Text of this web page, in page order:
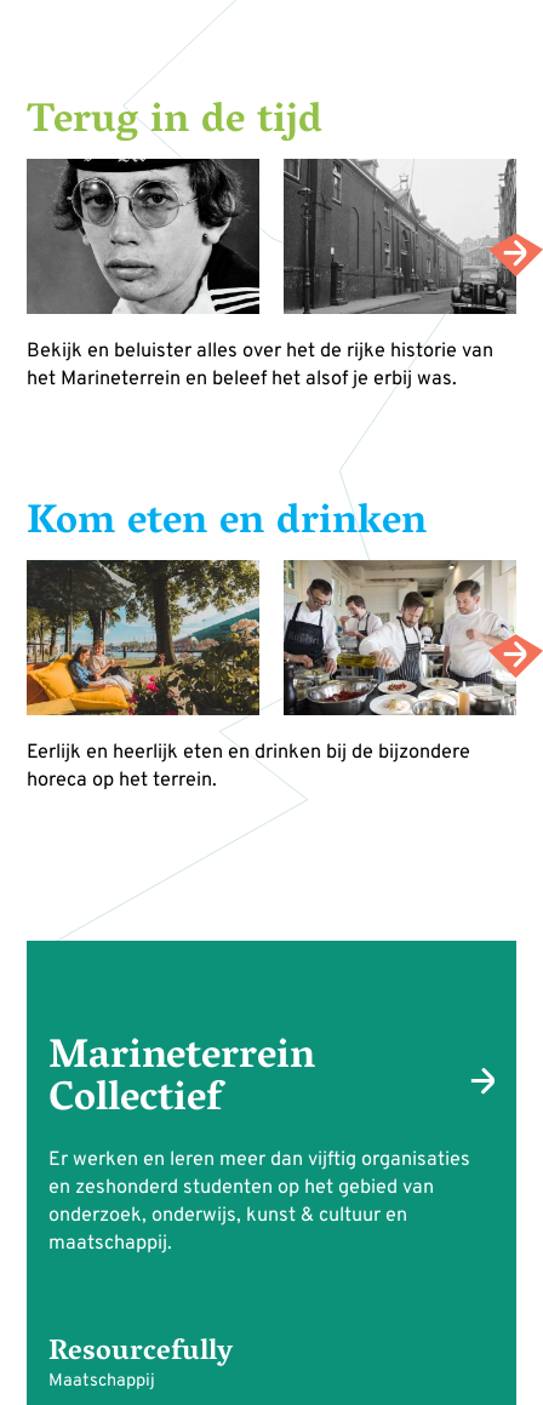
Terug in de tijd
Bekijk en beluister alles over het de rijke historie van
het Marineterrein en beleef het alsof je erbij was.
Kom eten en drinken
Eerlijk en heerlijk eten en drinken bij de bijzondere
horeca op het terrein.
Marineterrein
Collectief
Er werken en leren meer dan vijftig organisaties
en zeshonderd studenten op het gebied van
onderzoek, onderwijs, kunst & cultuur en
maatschappij.
Resourcefully
Maatschappij